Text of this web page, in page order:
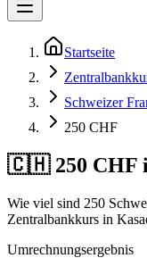
Startseite
Schweizer
250 CHF
🇨🇭 250 CHF
Wie viel sind 250
Zentralbankkurs in
Umrechnungsergebnis